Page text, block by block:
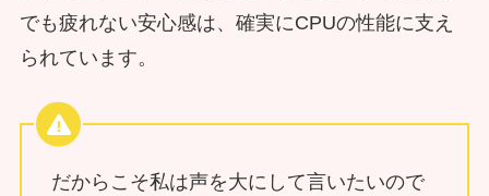
でも疲れない安心感は、確実にCPUの性能に支え
られています。
だからこそ私は声を大にして言いたいので